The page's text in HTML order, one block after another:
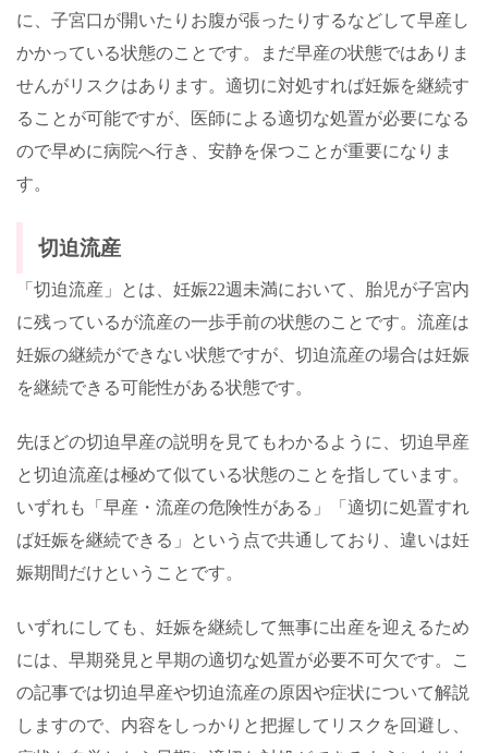
に、子宮口が開いたりお腹が張ったりするなどして早産し
かかっている状態のことです。まだ早産の状態ではありま
せんがリスクはあります。適切に対処すれば妊娠を継続す
ることが可能ですが、医師による適切な処置が必要になる
ので早めに病院へ行き、安静を保つことが重要になりま
す。
切迫流産
「切迫流産」とは、妊娠22週未満において、胎児が子宮内
に残っているが流産の一歩手前の状態のことです。流産は
妊娠の継続ができない状態ですが、切迫流産の場合は妊娠
を継続できる可能性がある状態です。
先ほどの切迫早産の説明を見てもわかるように、切迫早産
と切迫流産は極めて似ている状態のことを指しています。
いずれも「早産・流産の危険性がある」「適切に処置すれ
ば妊娠を継続できる」という点で共通しており、違いは妊
娠期間だけということです。
いずれにしても、妊娠を継続して無事に出産を迎えるため
には、早期発見と早期の適切な処置が必要不可欠です。こ
の記事では切迫早産や切迫流産の原因や症状について解説
しますので、内容をしっかりと把握してリスクを回避し、